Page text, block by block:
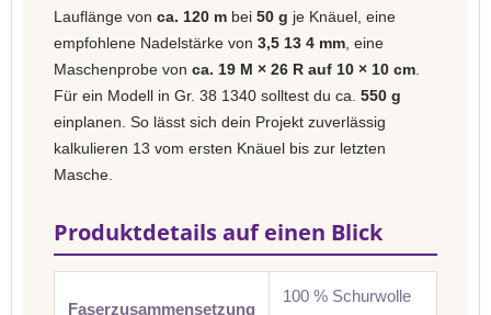
Lauflänge von ca. 120 m bei 50 g je Knäuel, eine
empfohlene Nadelstärke von 3,5 13 4 mm , eine
Maschenprobe von ca. 19 M × 26 R auf 10 × 10 cm
Für ein Modell in Gr. 38 1340 solltest du ca. 550 g
einplanen. So lässt sich dein Projekt zuverlässig
kalkulieren 13 vom ersten Knäuel bis zur letzten
Masche.
Produktdetails auf einen Blick
Faserzusammensetzung
100 % Schurwolle